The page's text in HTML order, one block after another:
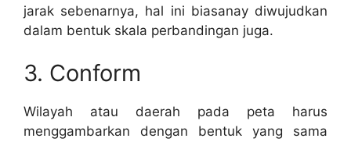
jarak sebenarnya, hal ini biasanay diwujudkan
dalam bentuk skala perbandingan juga.
3. Conform
Wilayah atau daerah pada peta harus
menggambarkan dengan bentuk yang sama